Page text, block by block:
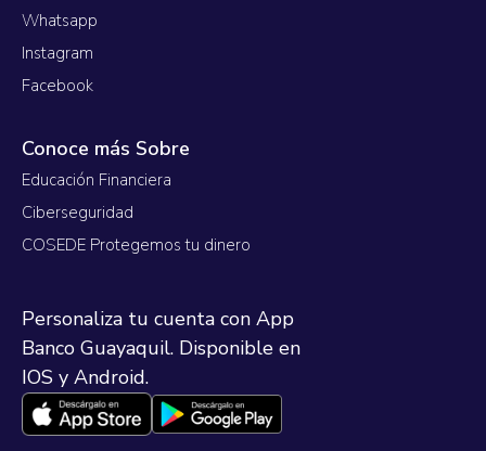
Whatsapp
Instagram
Facebook
Conoce más Sobre
Educación Financiera
Ciberseguridad
COSEDE Protegemos tu dinero
Personaliza tu cuenta con App
Banco Guayaquil. Disponible en
IOS y Android.